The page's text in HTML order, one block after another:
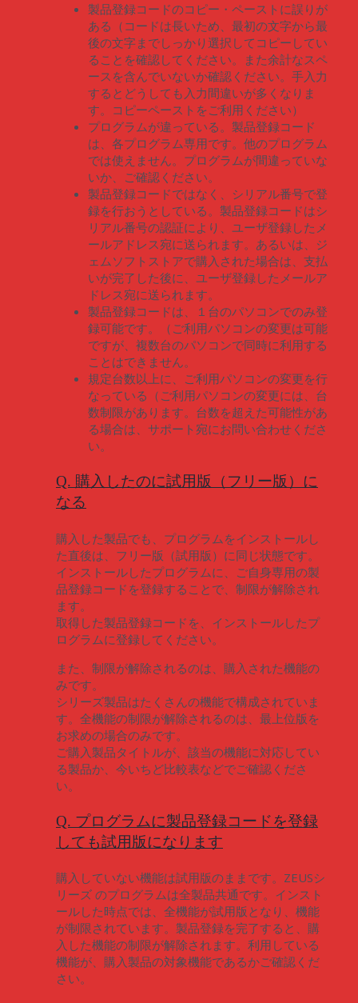
製品登録コードのコピー・ペーストに誤りが
ある（コードは長いため、最初の文字から最
後の文字までしっかり選択してコピーしてい
ることを確認してください。また余計なスペ
ースを含んでいないか確認ください。手入力
するとどうしても入力間違いが多くなりま
す。コピーペーストをご利用ください）
プログラムが違っている。製品登録コード
は、各プログラム専用です。他のプログラム
では使えません。プログラムが間違っていな
いか、ご確認ください。
製品登録コードではなく、シリアル番号で登
録を行おうとしている。製品登録コードはシ
リアル番号の認証により、ユーザ登録したメ
ールアドレス宛に送られます。あるいは、ジ
ェムソフトストアで購入された場合は、支払
いが完了した後に、ユーザ登録したメールア
ドレス宛に送られます。
製品登録コードは、１台のパソコンでのみ登
録可能です。（ご利用パソコンの変更は可能
ですが、複数台のパソコンで同時に利用する
ことはできません。
規定台数以上に、ご利用パソコンの変更を行
なっている（ご利用パソコンの変更には、台
数制限があります。台数を超えた可能性があ
る場合は、サポート宛にお問い合わせくださ
い。
Q. 購入したのに試用版（フリー版）に
なる
購入した製品でも、プログラムをインストールし
た直後は、フリー版（試用版）に同じ状態です。
インストールしたプログラムに、ご自身専用の製
品登録コードを登録することで、制限が解除され
ます。
取得した製品登録コードを、インストールしたプ
ログラムに登録してください。
また、制限が解除されるのは、購入された機能の
みです。
シリーズ製品はたくさんの機能で構成されていま
す。全機能の制限が解除されるのは、最上位版を
お求めの場合のみです。
ご購入製品タイトルが、該当の機能に対応してい
る製品か、今いちど比較表などでご確認くださ
い。
Q. プログラムに製品登録コードを登録
しても試用版になります
購入していない機能は試用版のままです。ZEUSシ
リーズ のプログラムは全製品共通です。インスト
ールした時点では、全機能が試用版となり、機能
が制限されています。製品登録を完了すると、購
入した機能の制限が解除されます。利用している
機能が、購入製品の対象機能であるかご確認くだ
さい。